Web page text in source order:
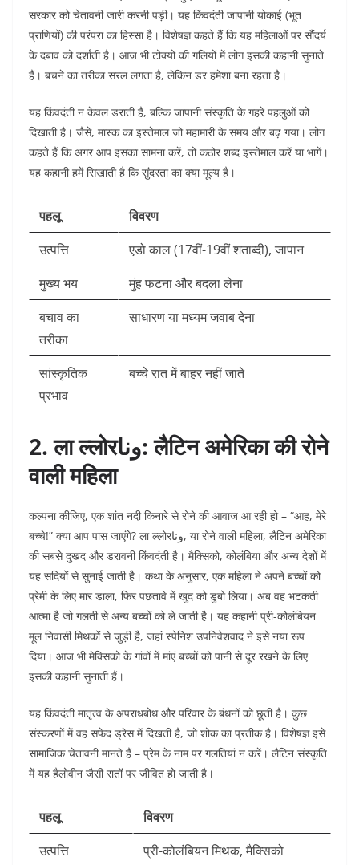
सरकार को चेतावनी जारी करनी पड़ी। यह किंवदंती जापानी योकाई (भूत
प्राणियों) की परंपरा का हिस्सा है। विशेषज्ञ कहते हैं कि यह महिलाओं पर सौंदर्य
के दबाव को दर्शाती है। आज भी टोक्यो की गलियों में लोग इसकी कहानी सुनाते
हैं। बचने का तरीका सरल लगता है, लेकिन डर हमेशा बना रहता है।​
यह किंवदंती न केवल डराती है, बल्कि जापानी संस्कृति के गहरे पहलुओं को
दिखाती है। जैसे, मास्क का इस्तेमाल जो महामारी के समय और बढ़ गया। लोग
कहते हैं कि अगर आप इसका सामना करें, तो कठोर शब्द इस्तेमाल करें या भागें।
यह कहानी हमें सिखाती है कि सुंदरता का क्या मूल्य है।​
पहलू
विवरण
उत्पत्ति
एडो काल (17वीं-19वीं शताब्दी), जापान ​
मुख्य भय
मुंह फटना और बदला लेना
बचाव का
तरीका
साधारण या मध्यम जवाब देना
सांस्कृतिक
प्रभाव
बच्चे रात में बाहर नहीं जाते ​
2. ला ल्लोरونا: लैटिन अमेरिका की रोने
वाली महिला
कल्पना कीजिए, एक शांत नदी किनारे से रोने की आवाज आ रही हो – “आह, मेरे
बच्चे!” क्या आप पास जाएंगे? ला ल्लोरونا, या रोने वाली महिला, लैटिन अमेरिका
की सबसे दुखद और डरावनी किंवदंती है। मैक्सिको, कोलंबिया और अन्य देशों में
यह सदियों से सुनाई जाती है। कथा के अनुसार, एक महिला ने अपने बच्चों को
प्रेमी के लिए मार डाला, फिर पछतावे में खुद को डुबो लिया। अब वह भटकती
आत्मा है जो गलती से अन्य बच्चों को ले जाती है। यह कहानी प्री-कोलंबियन
मूल निवासी मिथकों से जुड़ी है, जहां स्पेनिश उपनिवेशवाद ने इसे नया रूप
दिया। आज भी मेक्सिको के गांवों में मांएं बच्चों को पानी से दूर रखने के लिए
इसकी कहानी सुनाती हैं।​
यह किंवदंती मातृत्व के अपराधबोध और परिवार के बंधनों को छूती है। कुछ
संस्करणों में वह सफेद ड्रेस में दिखती है, जो शोक का प्रतीक है। विशेषज्ञ इसे
सामाजिक चेतावनी मानते हैं – प्रेम के नाम पर गलतियां न करें। लैटिन संस्कृति
में यह हैलोवीन जैसी रातों पर जीवित हो जाती है।​
पहलू
विवरण
उत्पत्ति
प्री-कोलंबियन मिथक, मैक्सिको ​